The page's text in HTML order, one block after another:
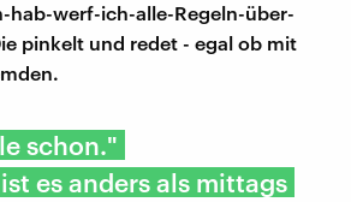
hab-werf-ich-alle-Regeln-über-
pinkelt und redet - egal ob mit
schon."
es anders als mittags